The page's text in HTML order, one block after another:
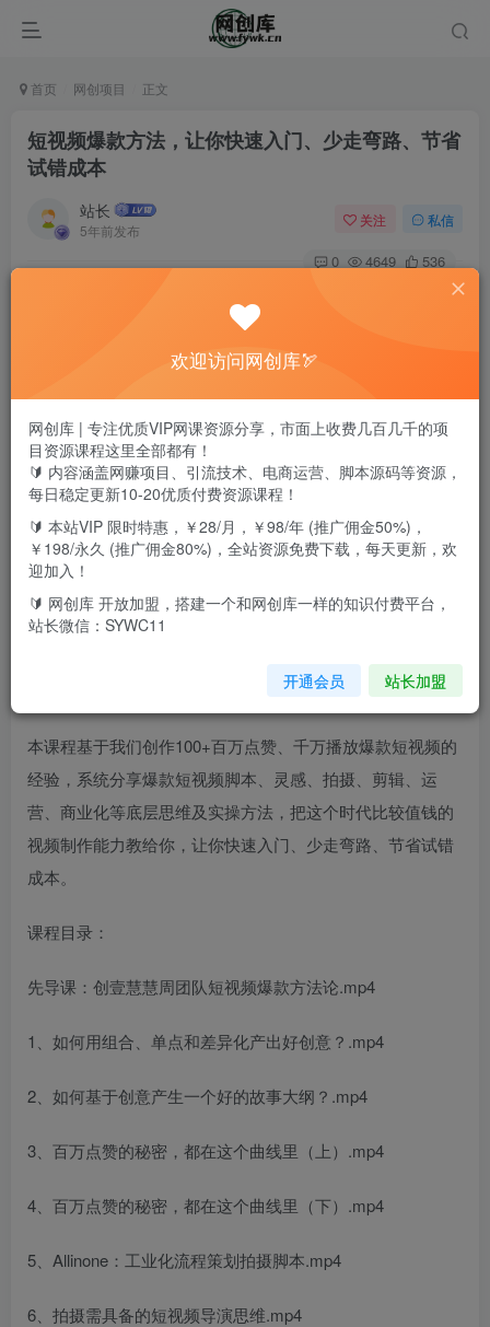
首页 网创项目 正文
短视频爆款方法，让你快速入门、少走弯路、节省
试错成本
站长
5年前发布
关注 私信
0 4649 536
这套课程解决拍短视频过程中：没有灵感、脚本策划、拍
摄、剪辑、运营、变现与商业化等问题。
课程分为三个板块：创意产生、创意执行、运营商业变现，
本课程基于我们创作100+百万点赞、千万播放爆款短视频的
经验，系统分享爆款短视频脚本、灵感、拍摄、剪辑、运
营、商业化等底层思维及实操方法，把这个时代比较值钱的
视频制作能力教给你，让你快速入门、少走弯路、节省试错
成本。
课程目录：
先导课：创壹慧慧周团队短视频爆款方法论.mp4
1、如何用组合、单点和差异化产出好创意？.mp4
2、如何基于创意产生一个好的故事大纲？.mp4
3、百万点赞的秘密，都在这个曲线里（上）.mp4
4、百万点赞的秘密，都在这个曲线里（下）.mp4
5、Allinone：工业化流程策划拍摄脚本.mp4
6、拍摄需具备的短视频导演思维.mp4
欢迎访问网创库🏹
网创库 | 专注优质VIP网课资源分享，市面上收费几百几千的项
目资源课程这里全部都有！
🔰 内容涵盖网赚项目、引流技术、电商运营、脚本源码等资源，
每日稳定更新10-20优质付费资源课程！
🔰 本站VIP 限时特惠，￥28/月，￥98/年 (推广佣金50%)，
￥198/永久 (推广佣金80%)，全站资源免费下载，每天更新，欢
迎加入！
🔰 网创库 开放加盟，搭建一个和网创库一样的知识付费平台，
站长微信：SYWC11
开通会员 站长加盟